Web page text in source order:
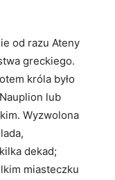
od razu Ateny
greckiego.
króla było
lub
Wyzwolona
dekad;
miasteczku